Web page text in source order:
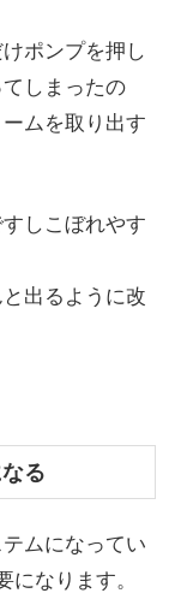
ポンプを押し
しまったの
ムを取り出す
しこぼれやす
出るように改
る
ムになってい
になります。